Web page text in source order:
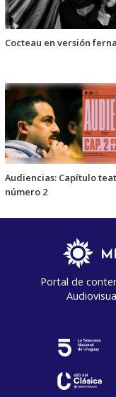
Cocteau en versión
Audiencias: Capítulo
número 2
Portal de